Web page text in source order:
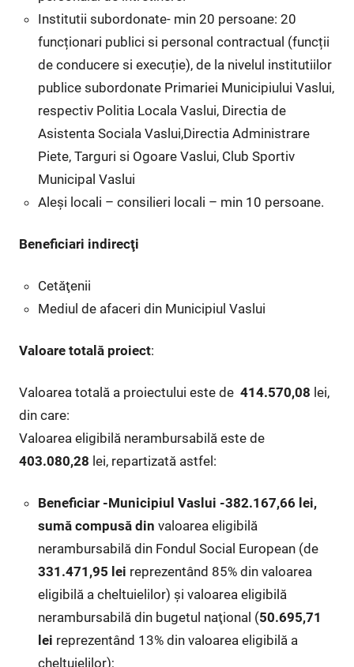
Institutii subordonate- min 20 persoane: 20
funcționari publici si personal contractual (funcții
de conducere si execuție), de la nivelul institutiilor
publice subordonate Primariei Municipiului Vaslui,
respectiv Politia Locala Vaslui, Directia de
Asistenta Sociala Vaslui,Directia Administrare
Piete, Targuri si Ogoare Vaslui, Club Sportiv
Municipal Vaslui
Aleși locali – consilieri locali – min 10 persoane.
Beneficiari indirecţi
Cetăţenii
Mediul de afaceri din Municipiul Vaslui
Valoare totală proiect:
Valoarea totală a proiectului este de 414.570,08 lei,
din care:
Valoarea eligibilă nerambursabilă este de
403.080,28 lei, repartizată astfel:
Beneficiar -Municipiul Vaslui -382.167,66 lei,
sumă compusă din valoarea eligibilă
nerambursabilă din Fondul Social European (de
331.471,95 lei reprezentând 85% din valoarea
eligibilă a cheltuielilor) şi valoarea eligibilă
nerambursabilă din bugetul naţional (50.695,71
lei reprezentând 13% din valoarea eligibilă a
cheltuielilor);